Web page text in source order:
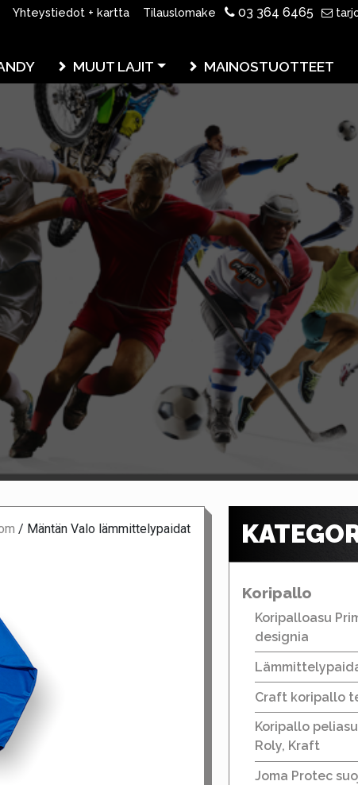
Yhteystiedot + kartta Tilauslomake 03 364 6465
MUUT LAJIT MAINOSTUOTTEET
/ Mäntän Valo lämmittelypaidat
Koripallo
Koripalloasu
designia
Craft koripallo
Koripallo
Roly, Kraft
Joma Protec